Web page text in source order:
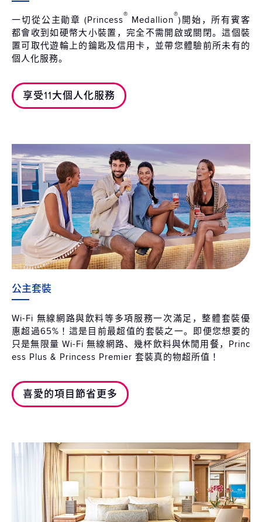
一切從公主勛章 (Princess® Medallion®)開始，所有賓客
都會收到如硬幣大小裝置，完全不需開啟或關閉。這個裝
置可取代遊輪上的鑰匙及信用卡，並帶您體驗前所未有的
個人化服務。
享受11大個人化服務
公主套裝
Wi-Fi 無線網路與飲料等多項服務一次滿足，整體套裝優
惠超過65%！這是目前最超值的套裝之一。即便您想要的
只是無限量 Wi-Fi 無線網路、幾杯飲料與休閒用餐，Princ
ess Plus & Princess Premier 套裝真的物超所值！
喜愛的項目節省更多